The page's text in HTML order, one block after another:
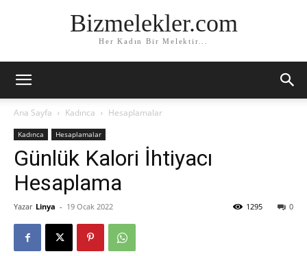
Bizmelekler.com
Her Kadın Bir Melektir...
Ana Sayfa Kadınca Hesaplamalar
Kadınca Hesaplamalar
Günlük Kalori İhtiyacı
Hesaplama
Yazar Linya - 19 Ocak 2022 0
1295